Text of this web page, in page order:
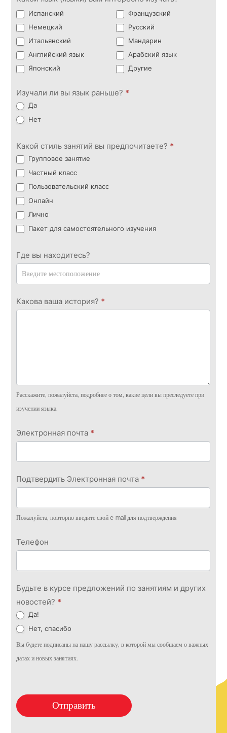
Испанский
Французский
Немецкий
Русский
Итальянский
Мандарин
Английский язык
Арабский язык
Японский
Другие
Изучали ли вы язык раньше? *
Да
Нет
Какой стиль занятий вы предпочитаете? *
Групповое занятие
Частный класс
Пользовательский класс
Онлайн
Лично
Пакет для самостоятельного изучения
Где вы находитесь?
Какова ваша история? *
Расскажите, пожалуйста, подробнее о том, какие цели вы преследуете при
изучении языка.
Электронная почта *
Подтвердить Электронная почта *
Пожалуйста, повторно введите свой e-mail для подтверждения
Телефон
Будьте в курсе предложений по занятиям и других
новостей? *
Да!
Нет, спасибо
Вы будете подписаны на нашу рассылку, в которой мы сообщаем о важных
датах и новых занятиях.
Отправить